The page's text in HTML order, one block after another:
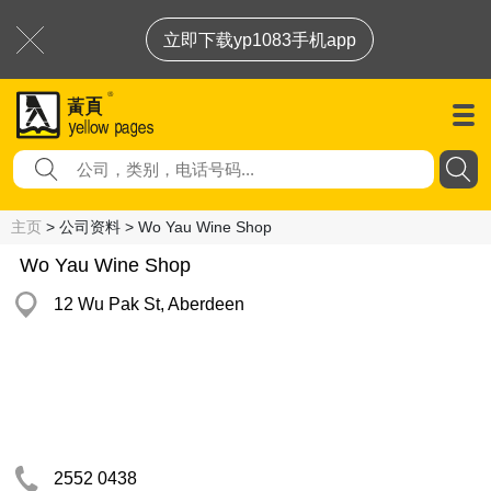
立即下载yp1083手机app
主页 > 公司资料 > Wo Yau Wine Shop
Wo Yau Wine Shop
12 Wu Pak St, Aberdeen
2552 0438